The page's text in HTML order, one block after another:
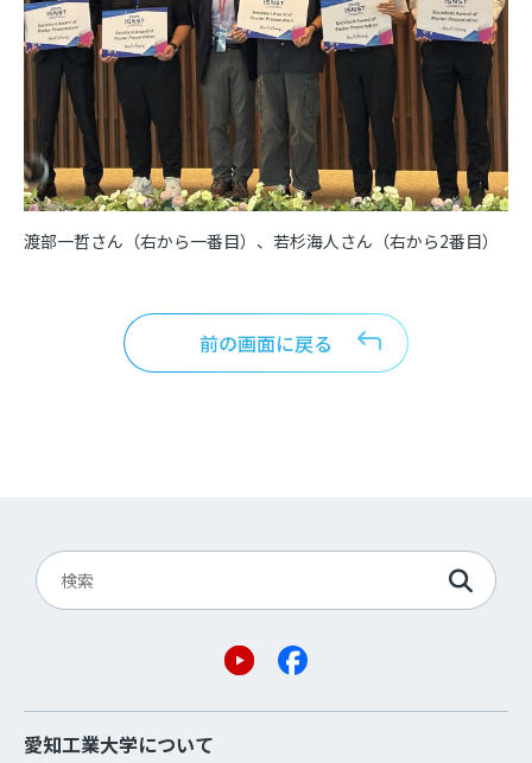
渡部一哲さん（右から一番目）、若杉海人さん（右から2番目）
前の画面に戻る
愛知工業大学について